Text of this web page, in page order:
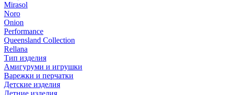
Mirasol
Noro
Onion
Performance
Queensland Collection
Rellana
Тип изделия
Амигуруми и игрушки
Варежки и перчатки
Детские изделия
Летние изделия